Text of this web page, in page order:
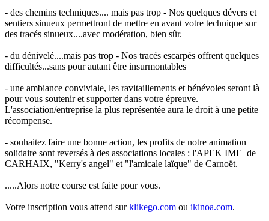
- des chemins techniques.... mais pas trop - Nos quelques dévers et
sentiers sinueux permettront de mettre en avant votre technique sur
des tracés sinueux....avec modération, bien sûr.
- du dénivelé....mais pas trop - Nos tracés escarpés offrent quelques
difficultés...sans pour autant être insurmontables
- une ambiance conviviale, les ravitaillements et bénévoles seront là
pour vous soutenir et supporter dans votre épreuve.
L'association/entreprise la plus représentée aura le droit à une petite
récompense.
- souhaitez faire une bonne action, les profits de notre animation
solidaire sont reversés à des associations locales : l'APEK IME de
CARHAIX, "Kerry's angel" et "l'amicale laïque" de Carnoët.
.....Alors notre course est faite pour vous.
Votre inscription vous attend surklikego.com ou ikinoa.com.